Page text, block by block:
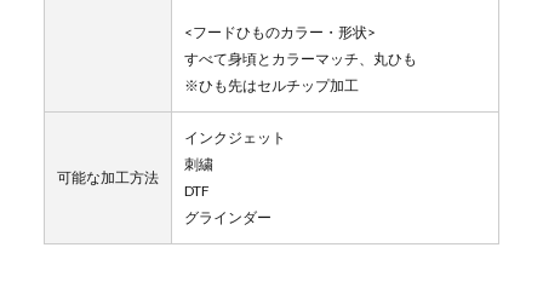
<フードひものカラー・形状>
すべて身頃とカラーマッチ、丸ひも
※ひも先はセルチップ加工
可能な加工方法
インクジェット
刺繍
DTF
グラインダー